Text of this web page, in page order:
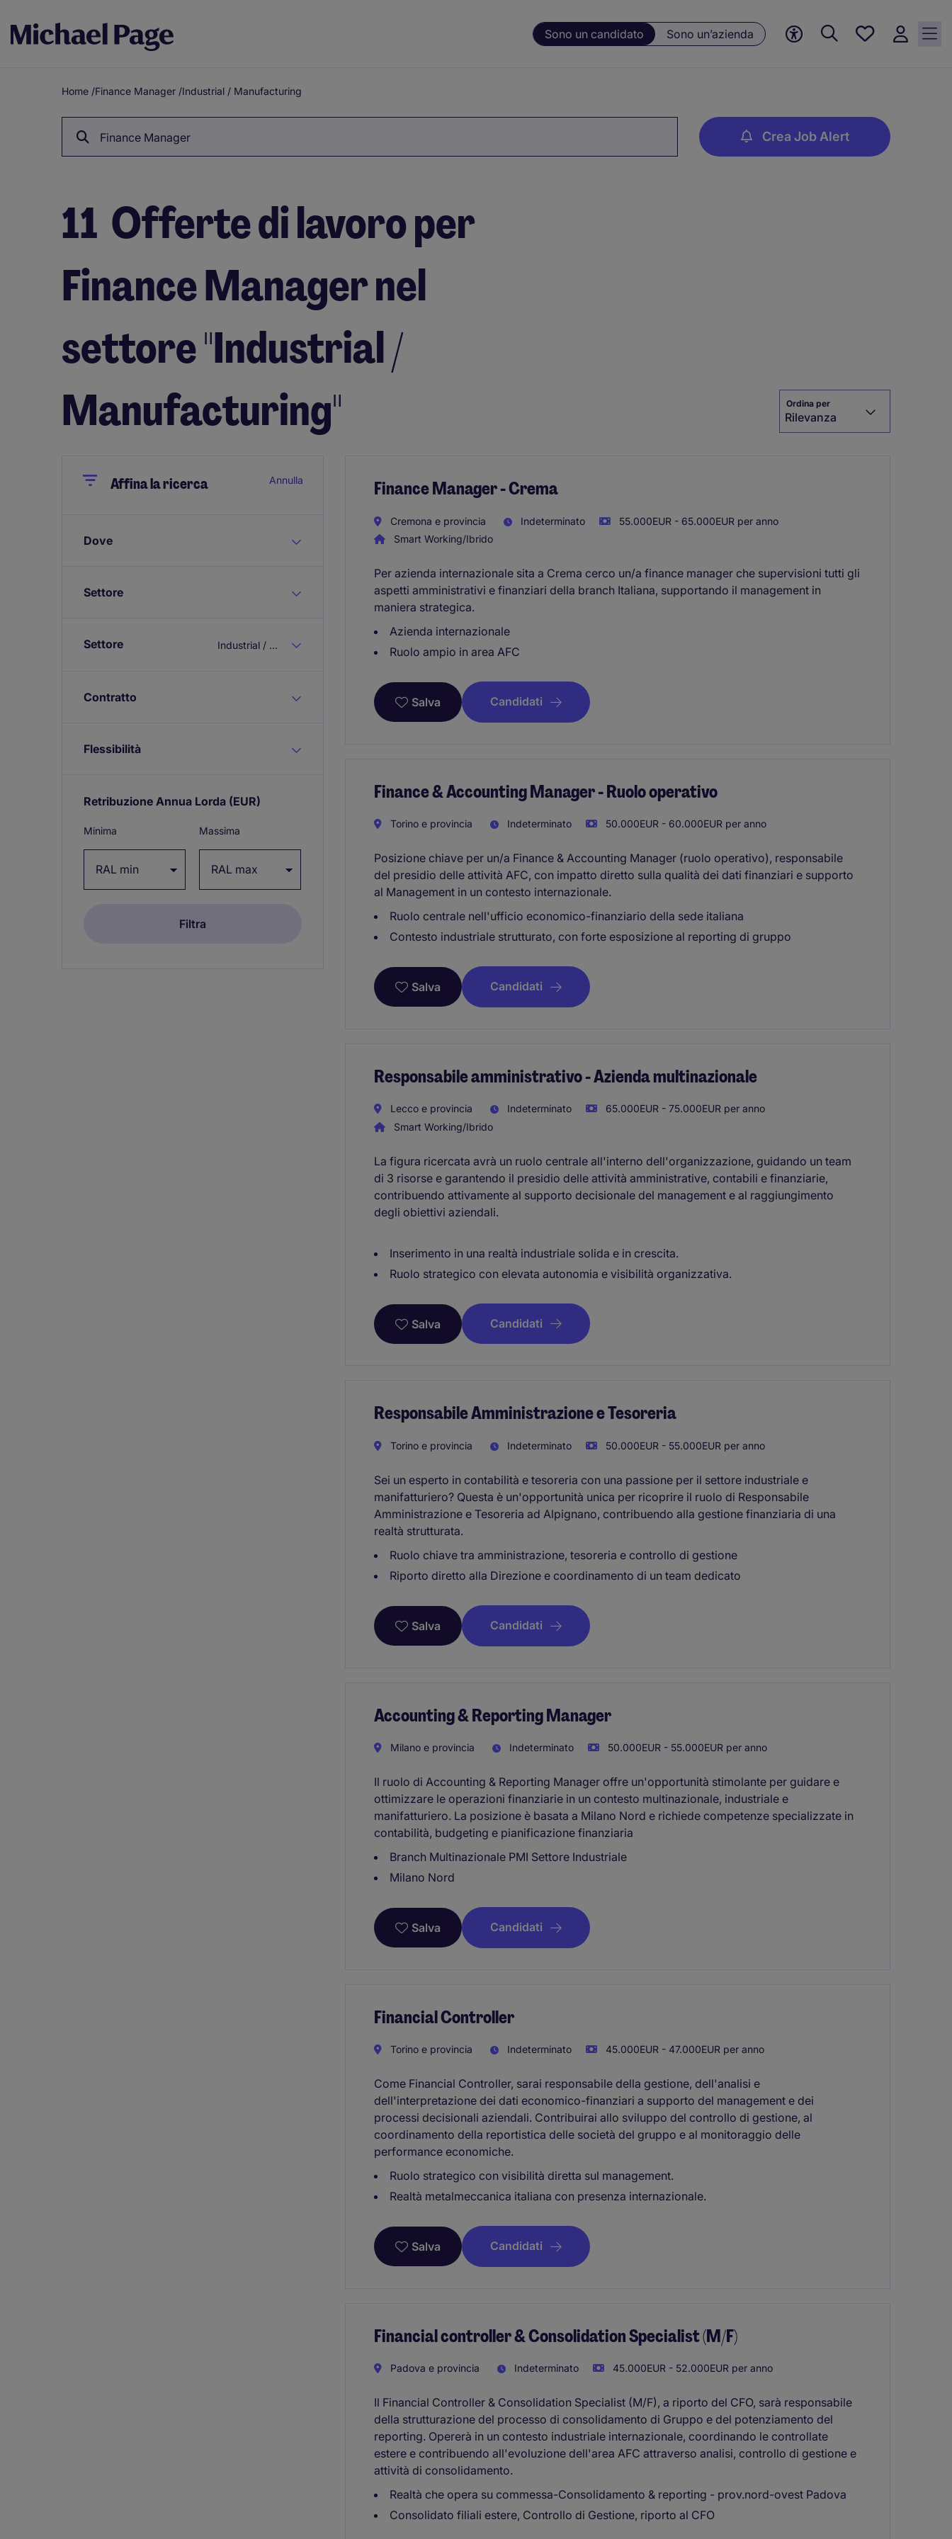
Sono un candidato Sono un’azienda
Preferiti, 0
Breadcrumb
Home /Finance Manager /Industrial / Manufacturing
Finance Manager Crea Job Alert
11 Offerte di lavoro per
Finance Manager nel
settore "Industrial /
Manufacturing"
Ordina per
Rilevanza
CloseAffina la ricerca Annulla
Dove
Settore
Settore Industrial / Manufacturing
Contratto
Flessibilità
Retribuzione Annua Lorda (EUR)
Minima Massima
Finance Manager - Crema
Cremona e provincia Indeterminato
55.000EUR - 65.000EUR per anno
Smart Working/Ibrido
Per azienda internazionale sita a Crema cerco un/a finance manager che supervisioni tutti gli
aspetti amministrativi e finanziari della branch Italiana, supportando il management in
maniera strategica.
Azienda internazionale
Ruolo ampio in area AFC
Salva Candidati
Finance & Accounting Manager - Ruolo operativo
Torino e provincia Indeterminato 50.000EUR - 60.000EUR per anno
Posizione chiave per un/a Finance & Accounting Manager (ruolo operativo), responsabile
del presidio delle attività AFC, con impatto diretto sulla qualità dei dati finanziari e supporto
al Management in un contesto internazionale.
Ruolo centrale nell'ufficio economico-finanziario della sede italiana
Contesto industriale strutturato, con forte esposizione al reporting di gruppo
Salva Candidati
Responsabile amministrativo - Azienda multinazionale
Lecco e provincia Indeterminato
65.000EUR - 75.000EUR per anno
Smart Working/Ibrido
La figura ricercata avrà un ruolo centrale all'interno dell'organizzazione, guidando un team
di 3 risorse e garantendo il presidio delle attività amministrative, contabili e finanziarie,
contribuendo attivamente al supporto decisionale del management e al raggiungimento
degli obiettivi aziendali.
Inserimento in una realtà industriale solida e in crescita.
Ruolo strategico con elevata autonomia e visibilità organizzativa.
Salva Candidati
Responsabile Amministrazione e Tesoreria
Torino e provincia Indeterminato 50.000EUR - 55.000EUR per anno
Sei un esperto in contabilità e tesoreria con una passione per il settore industriale e
manifatturiero? Questa è un'opportunità unica per ricoprire il ruolo di Responsabile
Amministrazione e Tesoreria ad Alpignano, contribuendo alla gestione finanziaria di una
realtà strutturata.
Ruolo chiave tra amministrazione, tesoreria e controllo di gestione
Riporto diretto alla Direzione e coordinamento di un team dedicato
Salva Candidati
Accounting & Reporting Manager
Milano e provincia Indeterminato 50.000EUR - 55.000EUR per anno
Il ruolo di Accounting & Reporting Manager offre un'opportunità stimolante per guidare e
ottimizzare le operazioni finanziarie in un contesto multinazionale, industriale e
manifatturiero. La posizione è basata a Milano Nord e richiede competenze specializzate in
contabilità, budgeting e pianificazione finanziaria
Branch Multinazionale PMI Settore Industriale
Milano Nord
Salva Candidati
Financial Controller
Torino e provincia Indeterminato 45.000EUR - 47.000EUR per anno
Come Financial Controller, sarai responsabile della gestione, dell'analisi e
dell'interpretazione dei dati economico-finanziari a supporto del management e dei
processi decisionali aziendali. Contribuirai allo sviluppo del controllo di gestione, al
coordinamento della reportistica delle società del gruppo e al monitoraggio delle
performance economiche.
Ruolo strategico con visibilità diretta sul management.
Realtà metalmeccanica italiana con presenza internazionale.
Salva Candidati
Financial controller & Consolidation Specialist (M/F)
Padova e provincia Indeterminato 45.000EUR - 52.000EUR per anno
Il Financial Controller & Consolidation Specialist (M/F), a riporto del CFO, sarà responsabile
della strutturazione del processo di consolidamento di Gruppo e del potenziamento del
reporting. Opererà in un contesto industriale internazionale, coordinando le controllate
estere e contribuendo all'evoluzione dell'area AFC attraverso analisi, controllo di gestione e
attività di consolidamento.
Realtà che opera su commessa-Consolidamento & reporting - prov.nord-ovest Padova
Consolidato filiali estere, Controllo di Gestione, riporto al CFO